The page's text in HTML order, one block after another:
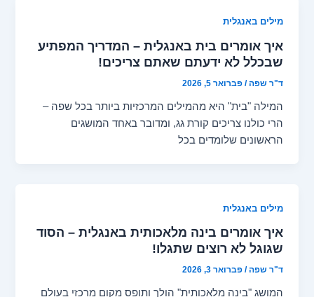
מילים באנגלית
איך אומרים בית באנגלית – המדריך המפתיע
שבכלל לא ידעתם שאתם צריכים!
ד"ר שפה/פברואר 5, 2026
המילה "בית" היא מהמילים המרכזיות ביותר בכל שפה –
הרי כולנו צריכים קורת גג, ומדובר באחד המושגים
הראשונים שלומדים בכל
מילים באנגלית
איך אומרים בינה מלאכותית באנגלית – הסוד
שגוגל לא רוצים שתגלו!
ד"ר שפה/פברואר 3, 2026
המושג "בינה מלאכותית" הולך ותופס מקום מרכזי בעולם